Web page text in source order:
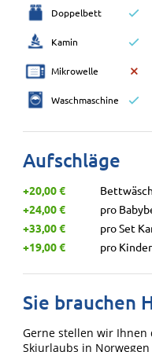
Doppelbett
Kamin
Mikrowelle
Waschmaschine
Aufschläge
+20,00 €
+24,00 €
pro
+33,00 €
pro Set
+19,00 €
pro
Sie brauchen
Gerne stellen wir Ihnen
Skiurlaubs in